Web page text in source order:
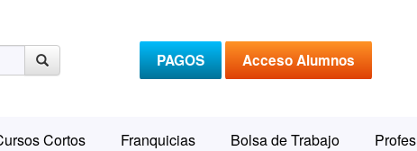
PAGOS Acceso Alumnos
Cortos Franquicias Bolsa de Trabajo Profes